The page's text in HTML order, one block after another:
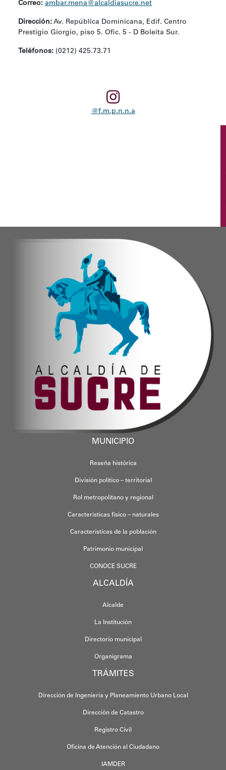
Correo: ambar.mena@alcaldiasucre.net
Dirección: Av. República Dominicana, Edif. Centro
Prestigio Giorgio, piso 5. Ofic. 5 - D Boleíta Sur.
Teléfonos: (0212) 425.73.71
@f.m.p.n.n.a
MUNICIPIO
Reseña histórica
División político – territorial
Rol metropolitano y regional
Características físico – naturales
Características de la población
Patrimonio municipal
CONOCE SUCRE
ALCALDÍA
Alcalde
La Institución
Directorio municipal
Organigrama
TRÁMITES
Dirección de Ingeniería y Planeamiento Urbano Local
Dirección de Catastro
Registro Civil
Oficina de Atención al Ciudadano
IAMDER